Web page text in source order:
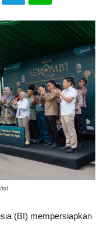
ist
(BI) mempersiapkan